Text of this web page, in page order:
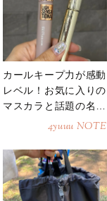
カールキープ力が感動
レベル！お気に入りの
マスカラと話題の名品
4yuuu NOTE